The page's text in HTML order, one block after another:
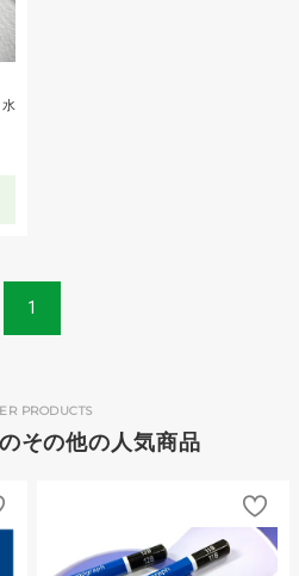
1
のその他の人気商品
PRODUCTS